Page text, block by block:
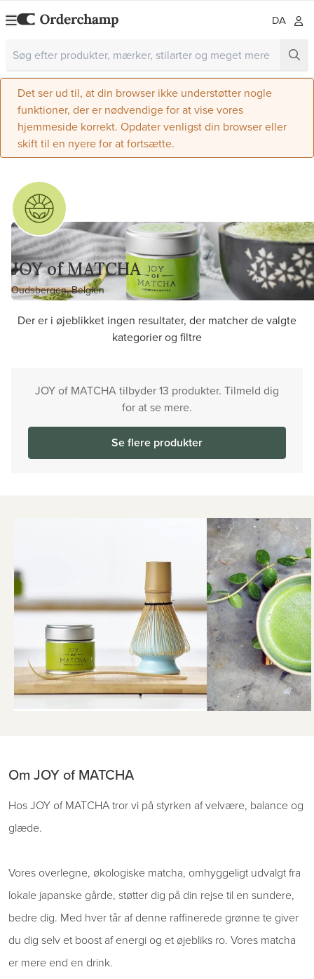
DA
Det ser ud til, at din browser ikke understøtter nogle
funktioner, der er nødvendige for at vise vores
hjemmeside korrekt. Opdater venligst din browser eller
skift til en nyere for at fortsætte.
JOY of MATCHA
Oudsbergen, Belgien
Der er i øjeblikket ingen resultater, der matcher de valgte
kategorier og filtre
JOY of MATCHA tilbyder 13 produkter. Tilmeld dig
for at se mere.
Se flere produkter
Om JOY of MATCHA
Hos JOY of MATCHA tror vi på styrken af ​​velvære, balance og
glæde.
Vores overlegne, økologiske matcha, omhyggeligt udvalgt fra
lokale japanske gårde, støtter dig på din rejse til en sundere,
bedre dig. Med hver tår af denne raffinerede grønne te giver
du dig selv et boost af energi og et øjebliks ro. Vores matcha
er mere end en drink.